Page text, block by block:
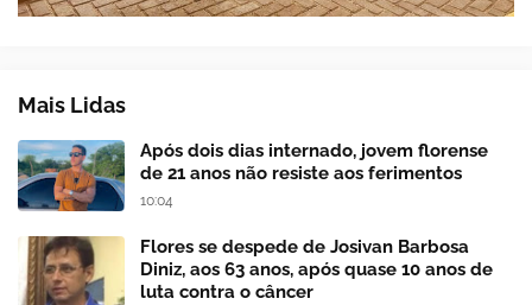
Mais Lidas
Após dois dias internado, jovem florense
de 21 anos não resiste aos ferimentos
10:04
Flores se despede de Josivan Barbosa
Diniz, aos 63 anos, após quase 10 anos de
luta contra o câncer